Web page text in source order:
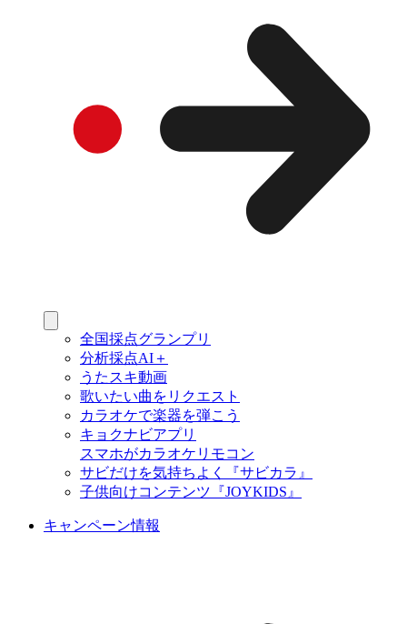
全国採点グランプリ
分析採点AI＋
うたスキ動画
歌いたい曲をリクエスト
カラオケで楽器を弾こう
キョクナビアプリ
スマホがカラオケリモコン
サビだけを気持ちよく『サビカラ』
子供向けコンテンツ『JOYKIDS』
キャンペーン情報